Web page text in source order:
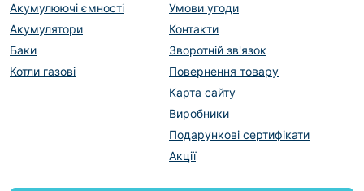
Акумулюючі ємності
Акумулятори
Баки
Котли газові
Умови угоди
Контакти
Зворотній зв'язок
Повернення товару
Карта сайту
Виробники
Подарункові сертифікати
Акції